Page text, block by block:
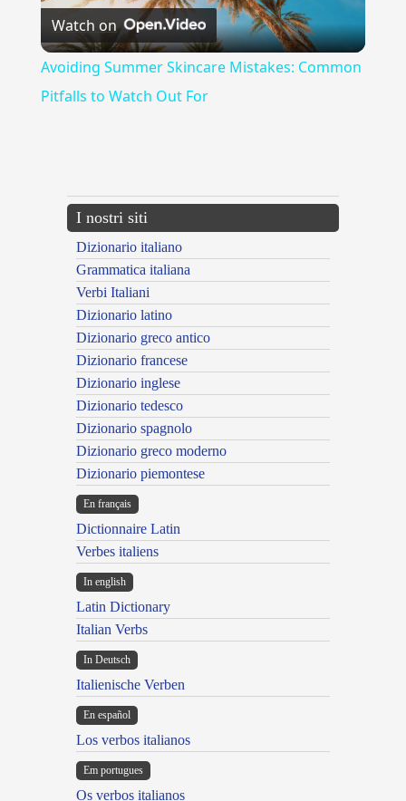
Video
Watch on
Avoiding Summer Skincare Mistakes: Common
Pitfalls to Watch Out For
I nostri siti
Dizionario italiano
Grammatica italiana
Verbi Italiani
Dizionario latino
Dizionario greco antico
Dizionario francese
Dizionario inglese
Dizionario tedesco
Dizionario spagnolo
Dizionario greco moderno
Dizionario piemontese
En français
Dictionnaire Latin
Verbes italiens
In english
Latin Dictionary
Italian Verbs
In Deutsch
Italienische Verben
En español
Los verbos italianos
Em portugues
Os verbos italianos